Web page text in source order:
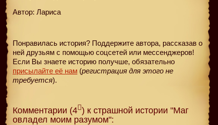
Автор: Лариса
Понравилась история? Поддержите автора, рассказав о
ней друзьям с помощью соцсетей или мессенджеров!
Если Вы знаете историю получше, обязательно
присылайте её нам (регистрация для этого не
требуется).
Комментарии (4 ) к страшной истории "Маг
овладел моим разумом":